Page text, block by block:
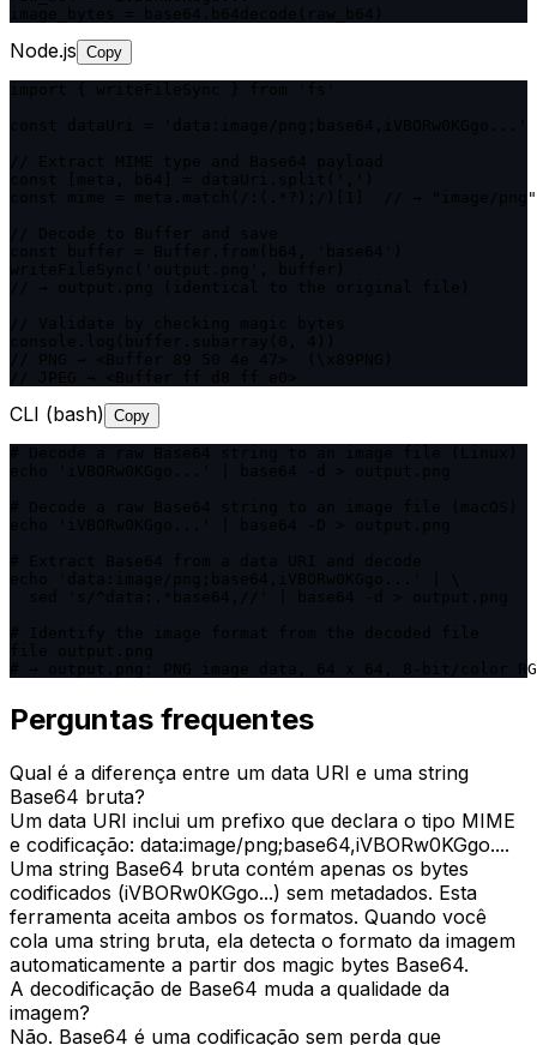
Node.js Copy
const mime = meta.match(/:(.*?);/)[1]  // → "image/png"
CLI (bash) Copy
# → output.png: PNG image data, 64 x 64, 8-bit/color
Perguntas frequentes
Qual é a diferença entre um data URI e uma string
Base64 bruta?
Um data URI inclui um prefixo que declara o tipo MIME
e codificação: data:image/png;base64,iVBORw0KGgo....
Uma string Base64 bruta contém apenas os bytes
codificados (iVBORw0KGgo...) sem metadados. Esta
ferramenta aceita ambos os formatos. Quando você
cola uma string bruta, ela detecta o formato da imagem
automaticamente a partir dos magic bytes Base64.
A decodificação de Base64 muda a qualidade da
imagem?
Não. Base64 é uma codificação sem perda que